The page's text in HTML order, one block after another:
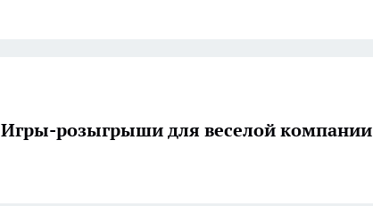
Игры-розыгрыши для веселой компании